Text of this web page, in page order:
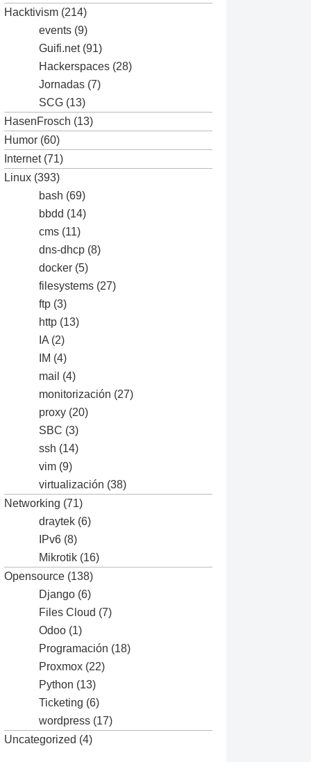
Hacktivism (214)
events (9)
Guifi.net(91)
Hackerspaces (28)
Jornadas (7)
SCG (13)
HasenFrosch (13)
Humor (60)
Internet(71)
Linux (393)
bash (69)
bbdd (14)
cms (11)
dns-dhcp (8)
docker (5)
filesystems (27)
ftp (3)
http (13)
IA (2)
IM (4)
mail (4)
monitorización (27)
proxy (20)
SBC (3)
ssh (14)
vim (9)
virtualización (38)
Networking (71)
draytek (6)
IPv6 (8)
Mikrotik (16)
Opensource (138)
Django (6)
Files Cloud (7)
Odoo (1)
Programación (18)
Proxmox (22)
Python (13)
Ticketing (6)
wordpress (17)
Uncategorized (4)